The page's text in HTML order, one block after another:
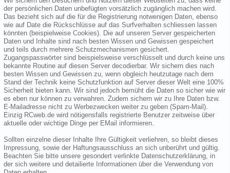
der persönlichen Daten unbefügten vorsätzlich zugänglich machen wird.
Das bezieht sich auf die für die Registrierung notwenigen Daten, ebenso
wie auf Date die Rückschlüsse auf das Surfverhalten schliessen lassen
könnten (beispielweise Cookies). Die auf unseren Server gespeicherten
Daten und Inhalte sind nach besten Wissen und Gewissen gespeichert
und teils durch mehrere Schutzmechanismen gesichert.
Zugangspasswörter sind beispielsweise verschlüsselt und durch keine uns
bekannte Routine auf diesen Server decodierbar. Wir sichern dies nach
besten Wissen und Gewissen zu, wenn obgleich heutzutage nach dem
Stand der Technik keine Schutzfunktion auf Server dieser Welt eine 100%
Sicherheit bieten kann. Wir sind jedoch bemüht die Daten so sicher wie wir
es eben nur können zu verwahren. Zudem sichern wir zu Ihre Daten bzw.
E-Mailadresse nicht zu Werbezwecken weiter zu geben (Spam-Mail).
Einzig RCweb.de wird nötigensfalls registrierte Benutzer zeitweise über
aktuelle oder wichtige Dinge per EMail informieren.
Sollten einzelne dieser Inhalte Ihre Gültigkeit verliehren, so bleibt dieses
Impressung, sowie der Haftungsausschluss an sich unberührt und gültig.
Beachten Sie bitte unsere gesondert verlinkte Datenschutzerklärung, in
der sich weitere und detailierte Informationen über die Verwendung von